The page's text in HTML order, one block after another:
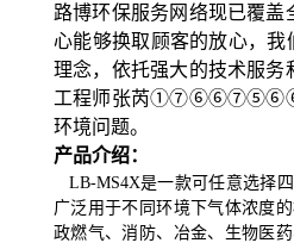
路博环保服务网络现已覆盖
心能够换取顾客的放心，我
理念，依托强大的技术服务
工程师张芮
环境问题。
产品介绍：
LB-MS4X是一款可任意选择四
广泛用于不同环境下气体浓度
政燃气、消防、冶金、生物医